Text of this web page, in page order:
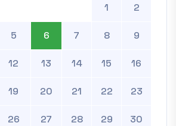
1 2
5 6 7 8 9
12 13 14 15 16
19 20 21 22 23
26 27 28 29 30